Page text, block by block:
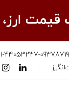
قیمت
44053237-